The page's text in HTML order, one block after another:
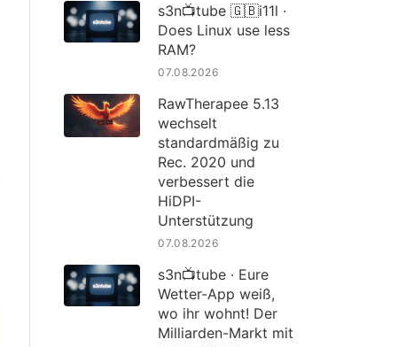
s3n📺tube 🇬🇧i11l ·
Does Linux use less
RAM?
07.08.2026
RawTherapee 5.13
wechselt
standardmäßig zu
Rec. 2020 und
verbessert die
HiDPI-
Unterstützung
07.08.2026
s3n📺tube · Eure
Wetter-App weiß,
wo ihr wohnt! Der
Milliarden-Markt mit